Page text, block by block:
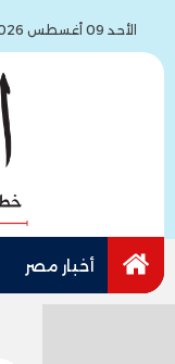
الأحد 09 أغسطس 2026
أخبار مصر